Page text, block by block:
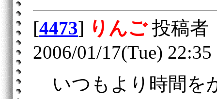
[4473] りんご投稿者
2006/01/17(Tue) 22:35
いつもより時間を